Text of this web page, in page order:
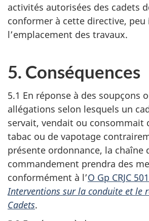
activités autorisées des cadets
conformer à cette directive,
l’emplacement des travaux.
5. Conséquences
5.1 En réponse à des soupçons
allégations selon lesquels un
servait, vendait ou consommait
tabac ou de vapotage
présente ordonnance, la chaîne
commandement prendra des
conformément à l’O Gp CRJC
Interventions sur la conduite et le
Cadets.